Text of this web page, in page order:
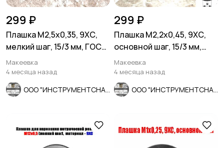
299 ₽
Плашка М2,5х0,35, 9ХС,
мелкий шаг, 15/3 мм, ГОСТ
7740-71, СССР.
Макеевка
4 месяца назад
299 ₽
Плашка М2,2х0,45, 9ХС,
основной шаг, 15/3 мм,
ГОСТ 7740-71, СССР.
Макеевка
4 месяца назад